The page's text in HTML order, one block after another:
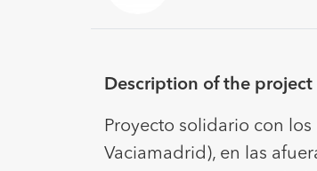
Description of the
Proyecto solidario con
Vaciamadrid), en las